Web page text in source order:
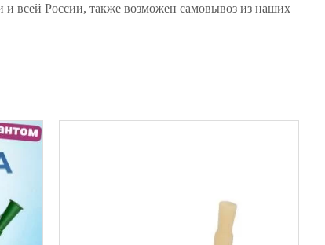
и всей России, также возможен самовывоз из наших